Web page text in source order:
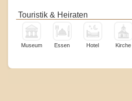
Touristik & Heiraten
Museum Essen Hotel Kirche